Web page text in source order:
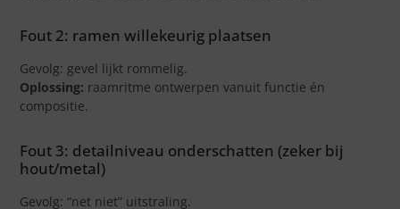
Fout 2: ramen willekeurig plaatsen
Gevolg: gevel lijkt rommelig.
Oplossing: raamritme ontwerpen vanuit functie én
compositie.
Fout 3: detailniveau onderschatten (zeker bij
hout/metal)
Gevolg: “net niet” uitstraling.